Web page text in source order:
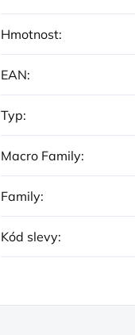
Hmotnost:
EAN:
Typ:
Macro Family:
Family:
Kód slevy: